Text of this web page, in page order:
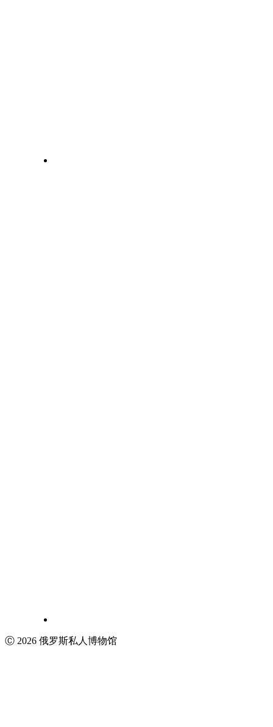
Ⓒ 2026 俄罗斯私人博物馆